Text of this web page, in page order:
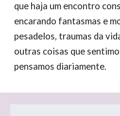
que haja um encontro
encarando fantasmas e
pesadelos, traumas da
outras coisas que
pensamos diariamente.